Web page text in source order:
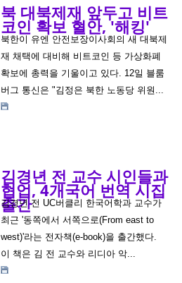
북 대북제재 앞두고 비트
코인 확보 혈안, '해킹'
북한이 유엔 안전보장이사회의 새 대북제
재 채택에 대비해 비트코인 등 가상화폐
확보에 총력을 기울이고 있다. 12일 블룸
버그 통신은 "김정은 북한 노동당 위원...
김경년 전 교수 시인들과
협업, 4개국어 번역 시집
출간
김경년 전 UC버클리 한국어학과 교수가
최근 '동쪽에서 서쪽으로(From east to
west)'라는 전자책(e-book)을 출간했다.
이 책은 김 전 교수와 리디아 악...